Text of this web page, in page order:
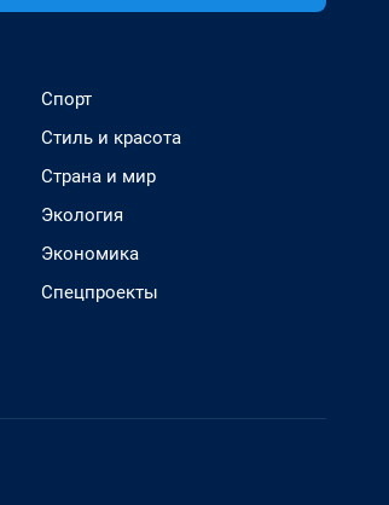
Спорт
Стиль и красота
Страна и мир
Экология
Экономика
Спецпроекты